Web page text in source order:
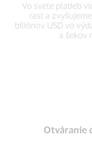
Vo svete platieb
rast a
biliónov USD vo
a šekov
Otváranie